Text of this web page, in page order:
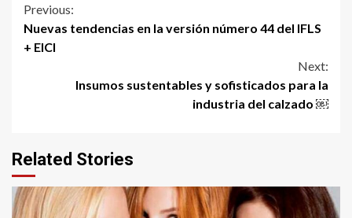
Continue
Reading
Previous:
Nuevas tendencias en la versión número 44 del IFLS
+ EICI
Next:
Insumos sustentables y sofisticados para la
industria del calzado ￼
Related Stories